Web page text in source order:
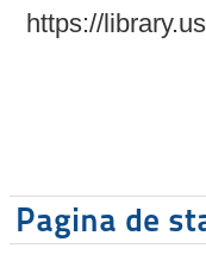
https://
Pagina de